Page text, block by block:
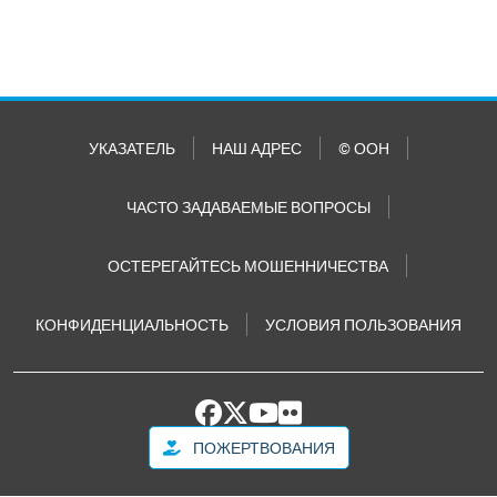
УКАЗАТЕЛЬ НАШ АДРЕС © ООН
ЧАСТО ЗАДАВАЕМЫЕ ВОПРОСЫ
ОСТЕРЕГАЙТЕСЬ МОШЕННИЧЕСТВА
КОНФИДЕНЦИАЛЬНОСТЬ УСЛОВИЯ ПОЛЬЗОВАНИЯ
ПОЖЕРТВОВАНИЯ